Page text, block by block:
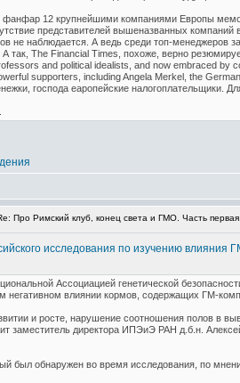
фанфар 12 крупнейшими компаниями Европы
представителей вышеназванных
не наблюдается. А ведь среди топ-менеджеров
так, The Financial Times, похоже, верно
and political idealists, and now embraced by
supporters, including Angela Merkel, the
господа еаропейские налогоплательщики.
Про Римский клуб, конец света и ГМО. Часть первая.
исследования по изучению
Ассоциацией генетической
негативном влиянии кормов, содержащих ГМ-
и росте, нарушение соотношения полов в
заместитель директора ИПЭиЭ РАН д.б.н.
был обнаружен во время исследования, по